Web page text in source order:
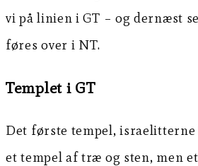
vi på linien i GT – og dernæst
føres over i NT.
Templet i GT
Det første tempel, israelitterne
et tempel af træ og sten, men